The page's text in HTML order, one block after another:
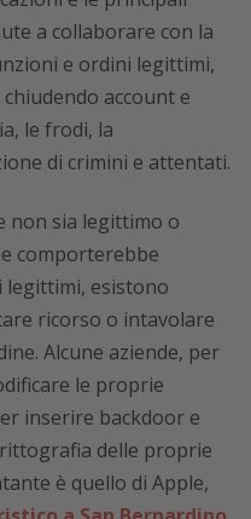
a collaborare con la
e ordini legittimi,
account e
le frodi, la
di crimini e attentati.
non sia legittimo o
comporterebbe
legittimi, esistono
ricorso o intavolare
Alcune aziende, per
le proprie
inserire backdoor e
delle proprie
è quello di Apple,